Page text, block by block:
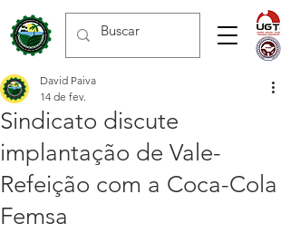
Sindicato discute
implantação de Vale-
Refeição com a Coca-Cola
Femsa
David Paiva
14 de fev.